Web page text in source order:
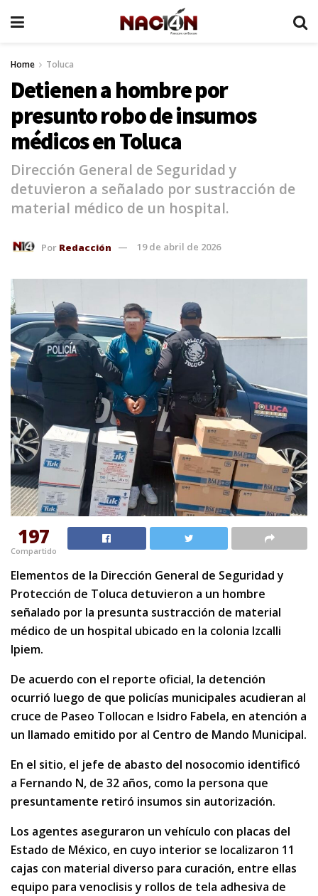
Home Toluca
Detienen a hombre por
presunto robo de insumos
médicos en Toluca
Dirección General de Seguridad y
detuvieron a señalado por sustracción de
material médico de un hospital.
Por Redacción 19 de abril de 2026
197
Compartido
Elementos de la Dirección General de Seguridad y
Protección de Toluca detuvieron a un hombre
señalado por la presunta sustracción de material
médico de un hospital ubicado en la colonia Izcalli
Ipiem.
De acuerdo con el reporte oficial, la detención
ocurrió luego de que policías municipales acudieran al
cruce de Paseo Tollocan e Isidro Fabela, en atención a
un llamado emitido por al Centro de Mando Municipal.
En el sitio, el jefe de abasto del nosocomio identificó
a Fernando N, de 32 años, como la persona que
presuntamente retiró insumos sin autorización.
Los agentes aseguraron un vehículo con placas del
Estado de México, en cuyo interior se localizaron 11
cajas con material diverso para curación, entre ellas
equipo para venoclisis y rollos de tela adhesiva de